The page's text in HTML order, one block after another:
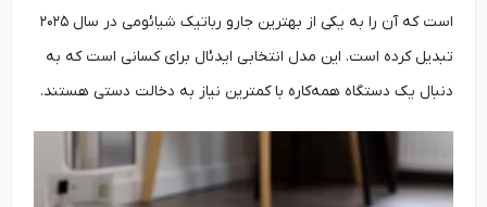
است که آن را به یکی از بهترین جارو رباتیک شیائومی در سال ۲۰۲۵
تبدیل کرده است. این مدل انتخابی ایدئال برای کسانی است که به
دنبال یک دستگاه همه‌کاره با کمترین نیاز به دخالت دستی هستند.